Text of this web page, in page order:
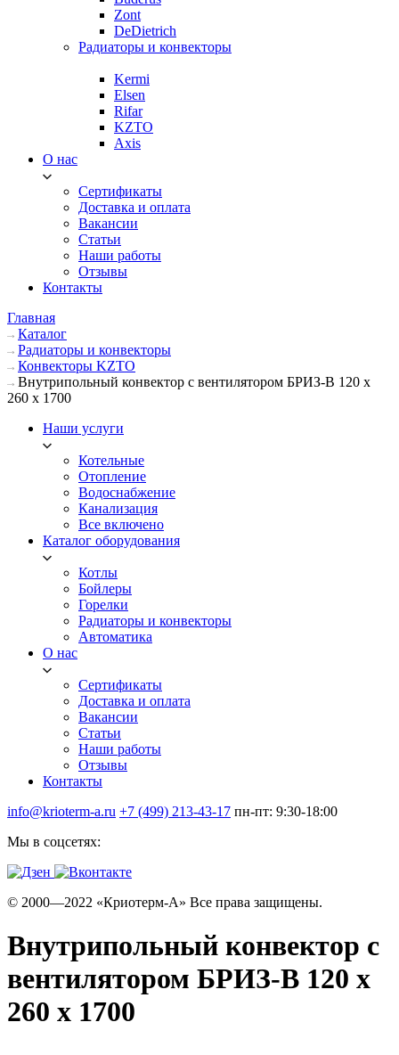
Zont
DeDietrich
Радиаторы и конвекторы
Kermi
Elsen
Rifar
KZTO
Axis
О нас
Сертификаты
Доставка и оплата
Вакансии
Статьи
Наши работы
Отзывы
Контакты
Главная
Каталог
Радиаторы и конвекторы
Конвекторы KZTO
Внутрипольный конвектор с вентилятором БРИЗ-В 120 х
260 х 1700
Наши услуги
Котельные
Отопление
Водоснабжение
Канализация
Все включено
Каталог оборудования
Котлы
Бойлеры
Горелки
Радиаторы и конвекторы
Автоматика
О нас
Сертификаты
Доставка и оплата
Вакансии
Статьи
Наши работы
Отзывы
Контакты
info@krioterm-a.ru +7 (499) 213-43-17 пн-пт: 9:30-18:00
Мы в соцсетях:
© 2000—2022 «Криотерм-А» Все права защищены.
Внутрипольный конвектор с
вентилятором БРИЗ-В 120 х
260 х 1700